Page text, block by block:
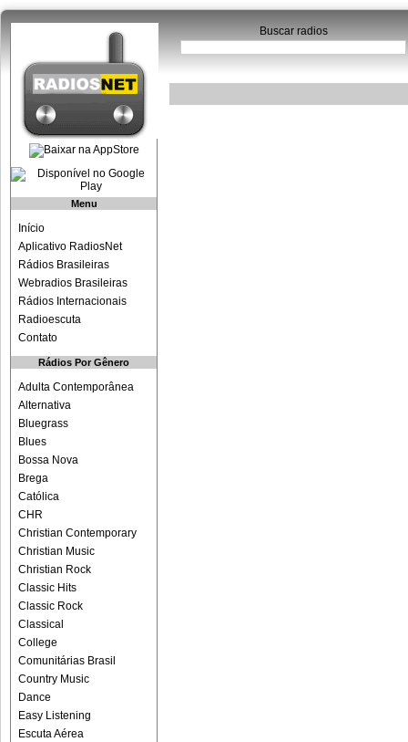
Buscar radios
Menu
Início
Aplicativo RadiosNet
Rádios Brasileiras
Webradios Brasileiras
Rádios Internacionais
Radioescuta
Contato
Rádios Por Gênero
Adulta Contemporânea
Alternativa
Bluegrass
Blues
Bossa Nova
Brega
Católica
CHR
Christian Contemporary
Christian Music
Christian Rock
Classic Hits
Classic Rock
Classical
College
Comunitárias Brasil
Country Music
Dance
Easy Listening
Escuta Aérea